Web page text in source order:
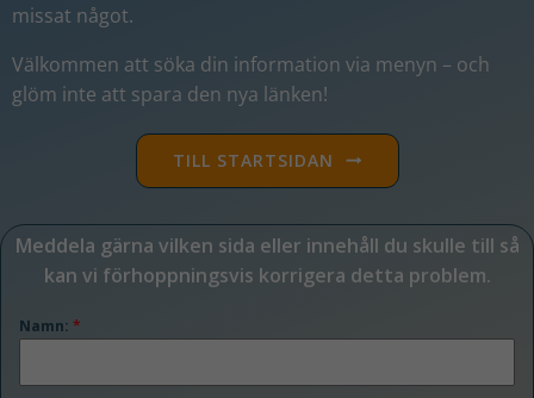
missat något.
Välkommen att söka din information via menyn – och
glöm inte att spara den nya länken!
TILL STARTSIDAN
Meddela gärna vilken sida eller innehåll du skulle till så
kan vi förhoppningsvis korrigera detta problem.
Namn: *